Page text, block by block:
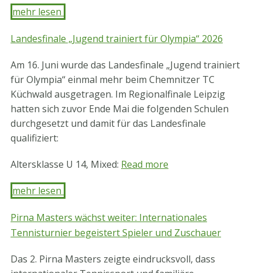
mehr lesen ​
Landesfinale „Jugend trainiert für Olympia“ 2026
Am 16. Juni wurde das Landesfinale „Jugend trainiert
für Olympia“ einmal mehr beim Chemnitzer TC
Küchwald ausgetragen. Im Regionalfinale Leipzig
hatten sich zuvor Ende Mai die folgenden Schulen
durchgesetzt und damit für das Landesfinale
qualifiziert:
Altersklasse U 14, Mixed: Read more
mehr lesen ​
Pirna Masters wächst weiter: Internationales
Tennisturnier begeistert Spieler und Zuschauer
Das 2. Pirna Masters zeigte eindrucksvoll, dass